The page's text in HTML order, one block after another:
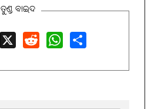
ତୁଣ୍ଡ ବାଇଦ